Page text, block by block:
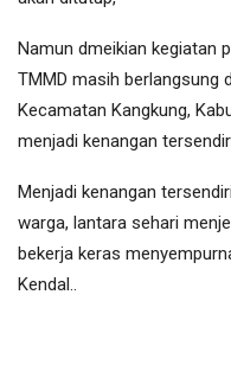
Namun dmeikian kegiatan
TMMD masih berlangsung
Kecamatan Kangkung,
menjadi kenangan
Menjadi kenangan
warga, lantara sehari
bekerja keras
Kendal..